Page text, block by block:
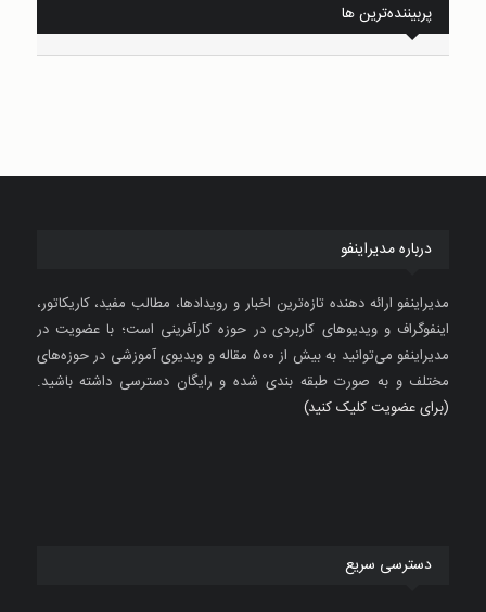
پربیننده‌ترین ها
درباره مدیراینفو
مدیراینفو ارائه دهنده تازه‌ترین اخبار و رویدادها، مطالب مفید، کاریکاتور،
اینفوگراف و ویدیوهای کاربردی در حوزه کارآفرینی است؛ با عضویت در
مدیراینفو می‌توانید به بیش از ۵۰۰ مقاله و ویدیوی آموزشی در حوزه‌های
مختلف و به صورت طبقه بندی شده و رایگان دسترسی داشته باشید.
(برای عضویت کلیک کنید)
دسترسی سریع